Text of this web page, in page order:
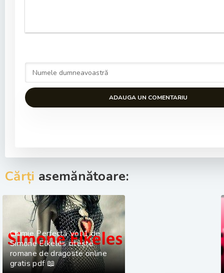
ADAUGA UN COMENTARIU
Cărți asemănătoare:
Chimie Perfectă Vol 1 de
Simone Elkeles citește
romane de dragoste online
gratis pdf 📖